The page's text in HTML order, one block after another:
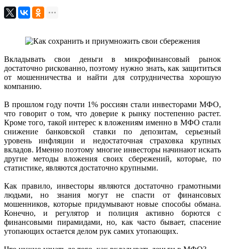
Вкладывать свои деньги в микрофинансовый рынок
достаточно рискованно, поэтому нужно знать, как защититься
от мошенничества и найти для сотрудничества хорошую
компанию.
В прошлом году почти 1% россиян стали инвесторами МФО,
что говорит о том, что доверие к рынку постепенно растет.
Кроме того, такой интерес к вложениям именно в МФО стали
снижение банковской ставки по депозитам, серьезный
уровень инфляции и недостаточная страховка крупных
вкладов. Именно поэтому многие инвесторы начинают искать
другие методы вложения своих сбережений, которые, по
статистике, являются достаточно крупными.
Как правило, инвесторы являются достаточно грамотными
людьми, но знания могут не спасти от финансовых
мошенников, которые придумывают новые способы обмана.
Конечно, и регулятор и полиция активно борются с
финансовыми пирамидами, но, как часто бывает, спасение
утопающих остается делом рук самих утопающих.